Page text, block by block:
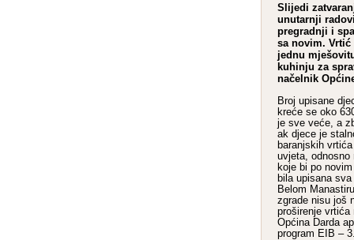
Slijedi
unutarnji
pregradnji i
sa novim.
jednu
kuhinju za
načelnik
Broj upisane
kreće se oko
je sve veće, a
ak djece je
baranjskih
uvjeta, odnosno
koje bi po
bila upisana
Belom
zgrade nisu još
proširenje vrtića
Općina Darda
program EIB –